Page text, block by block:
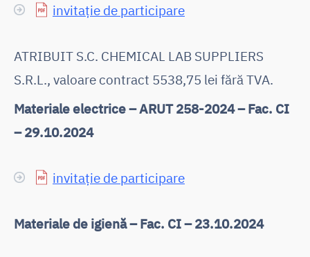
invitație de participare
ATRIBUIT S.C. CHEMICAL LAB SUPPLIERS
S.R.L., valoare contract 5538,75 lei fără TVA.
Materiale electrice – ARUT 258-2024 – Fac. CI
– 29.10.2024
invitație de participare
Materiale de igienă – Fac. CI – 23.10.2024